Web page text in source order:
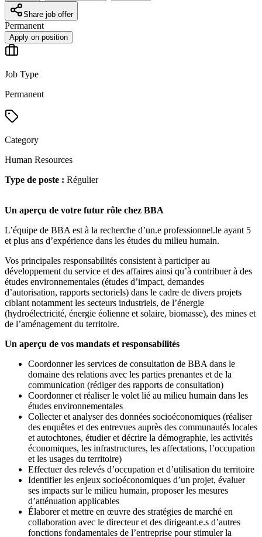
Share job offer
Permanent
Apply on position
Job Type
Permanent
Category
Human Resources
Type de poste : Régulier
Un aperçu de votre futur rôle chez BBA
L’équipe de BBA est à la recherche d’un.e professionnel.le ayant 5
et plus ans d’expérience dans les études du milieu humain.
Vos principales responsabilités consistent à participer au
développement du service et des affaires ainsi qu’à contribuer à des
études environnementales (études d’impact, demandes
d’autorisation, rapports sectoriels) dans le cadre de divers projets
ciblant notamment les secteurs industriels, de l’énergie
(hydroélectricité, énergie éolienne et solaire, biomasse), des mines et
de l’aménagement du territoire.
Un aperçu de vos mandats et responsabilités
Coordonner les services de consultation de BBA dans le
domaine des relations avec les parties prenantes et de la
communication (rédiger des rapports de consultation)
Coordonner et réaliser le volet lié au milieu humain dans les
études environnementales
Collecter et analyser des données socioéconomiques (réaliser
des enquêtes et des entrevues auprès des communautés locales
et autochtones, étudier et décrire la démographie, les activités
économiques, les infrastructures, les affectations, l’occupation
et les usages du territoire)
Effectuer des relevés d’occupation et d’utilisation du territoire
Identifier les enjeux socioéconomiques d’un projet, évaluer
ses impacts sur le milieu humain, proposer les mesures
d’atténuation applicables
Élaborer et mettre en œuvre des stratégies de marché en
collaboration avec le directeur et des dirigeant.e.s d’autres
fonctions fondamentales de l’entreprise pour stimuler la